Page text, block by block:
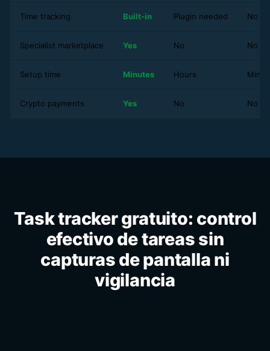
Time tracking Built-in Plugin needed No
Specialist marketplace Yes No No
Setup time Minutes Hours
Crypto payments Yes No No
Task tracker gratuito: control
efectivo de tareas sin
capturas de pantalla ni
vigilancia